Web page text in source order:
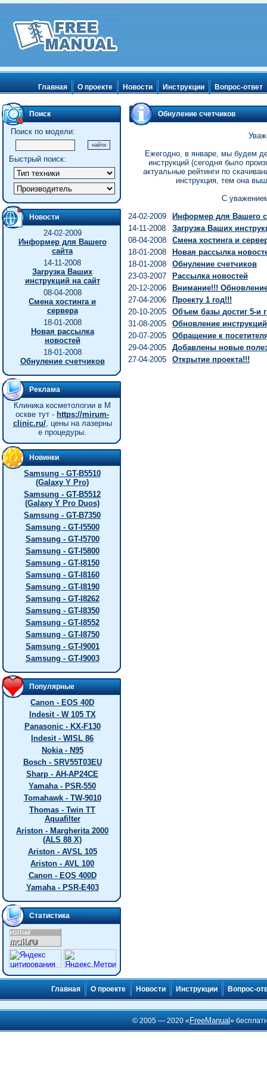
Главная О проекте Новости Инструкции Вопрос-ответ
Поиск
Поиск по модели:
Быстрый поиск:
Новости
24-02-2009
Информер для Вашего
сайта
14-11-2008
Загрузка Ваших
инструкций на сайт
08-04-2008
Смена хостинга и
сервера
18-01-2008
Новая рассылка
новостей
18-01-2008
Обнуление счетчиков
Реклама
Клиника косметологии в М
оскве тут - https://mirum-
clinic.ru/, цены на лазерны
е процедуры.
Новинки
Samsung - GT-B5510
(Galaxy Y Pro)
Samsung - GT-B5512
(Galaxy Y Pro Duos)
Samsung - GT-B7350
Samsung - GT-I5500
Samsung - GT-I5700
Samsung - GT-I5800
Samsung - GT-I8150
Samsung - GT-I8160
Samsung - GT-I8190
Samsung - GT-I8262
Samsung - GT-I8350
Samsung - GT-I8552
Samsung - GT-I8750
Samsung - GT-I9001
Samsung - GT-I9003
Популярные
Canon - EOS 40D
Indesit - W 105 TX
Panasonic - KX-F130
Indesit - WISL 86
Nokia - N95
Bosch - SRV55T03EU
Sharp - AH-AP24CE
Yamaha - PSR-550
Tomahawk - TW-9010
Thomas - Twin TT
Aquafilter
Ariston - Margherita 2000
(ALS 88 X)
Ariston - AVSL 105
Ariston - AVL 100
Canon - EOS 400D
Yamaha - PSR-E403
Статистика
Обнуление счетчиков
Ежегодно, в январе, мы будем
инструкций (сегодня было
актуальные рейтинги по
инструкция, тем она
С
24-02-2009
Информер для Вашего
14-11-2008
Загрузка Ваших
08-04-2008
Смена хостинга и
18-01-2008
Новая рассылка
18-01-2008
Обнуление счетчиков
23-03-2007
Рассылка новостей
20-12-2006
Внимание!!!
27-04-2006
Проекту 1 год!!!
20-10-2005
Объем базы достиг 5-и
31-08-2005
Обновление инструкций
20-07-2005
Обращение к
29-04-2005
Добавлены новые
27-04-2005
Открытие проекта!!!
Главная О проекте Новости Инструкции Вопрос-
© 2005 — 2020 « FreeManual»